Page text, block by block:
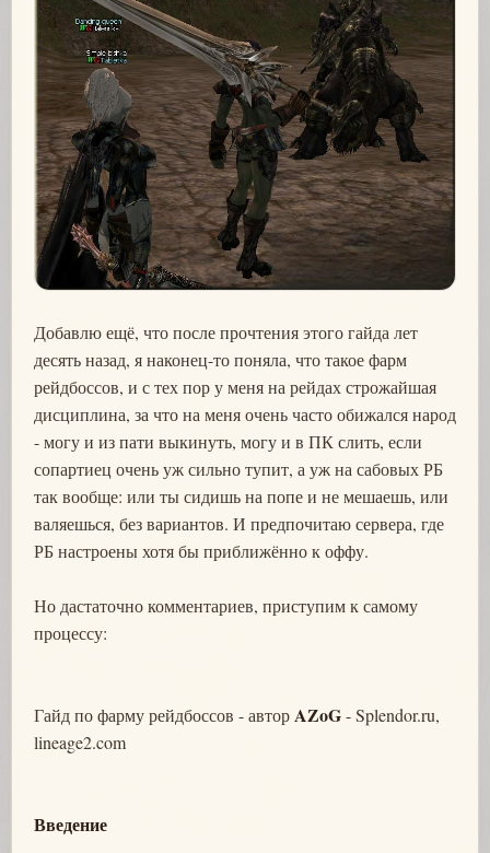
Добавлю ещё, что после прочтения этого гайда лет
десять назад, я наконец-то поняла, что такое фарм
рейдбоссов, и с тех пор у меня на рейдах строжайшая
дисциплина, за что на меня очень часто обижался народ
- могу и из пати выкинуть, могу и в ПК слить, если
сопартиец очень уж сильно тупит, а уж на сабовых РБ
так вообще: или ты сидишь на попе и не мешаешь, или
валяешься, без вариантов. И предпочитаю сервера, где
РБ настроены хотя бы приближённо к оффу.
Но дастаточно комментариев, приступим к самому
процессу:
Гайд по фарму рейдбоссов - авторAZoG- Splendor.ru,
lineage2.com
Введение